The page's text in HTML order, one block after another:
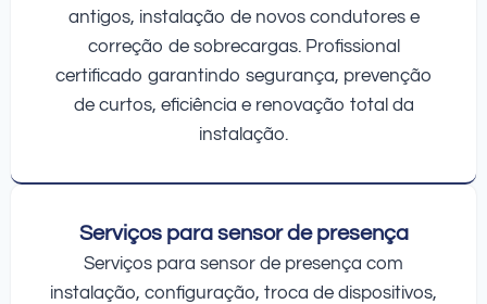
antigos, instalação de novos condutores e
correção de sobrecargas. Profissional
certificado garantindo segurança, prevenção
de curtos, eficiência e renovação total da
instalação.
Serviços para sensor de presença
Serviços para sensor de presença com
instalação, configuração, troca de dispositivos,